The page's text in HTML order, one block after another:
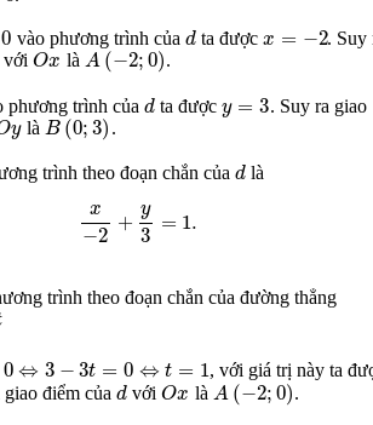
0 vào phương trình của d ta đượcx = −2. Suy
vớiOx làA (−2; 0).
phương trình của d ta đượcy = 3. Suy ra giao
y là B (0; 3) .
trình theo đoạn chắn của d là
x
−2
+
y
3
= 1.
trình theo đoạn chắn của đường thẳng
0 ⇔ 3 − 3t = 0 ⇔ t = 1, với giá trị này ta
điểm của d vớiOx là A (−2; 0).